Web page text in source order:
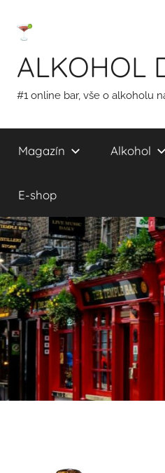
ALKOHOL
#1 online bar, vše o alkoholu
Magazín Alkohol
E-shop